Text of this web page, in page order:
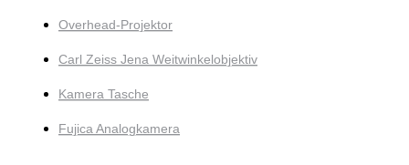
Overhead-Projektor
Carl Zeiss Jena Weitwinkelobjektiv
Kamera Tasche
Fujica Analogkamera